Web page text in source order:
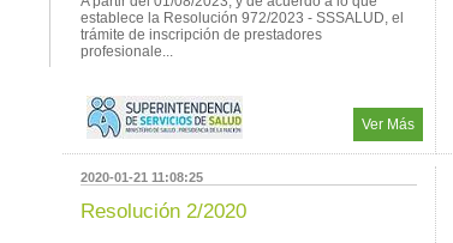
establece la Resolución 972/2023 - SSSALUD, el
trámite de inscripción de prestadores
profesionale...
Ver Más
2020-01-21 11:08:25
Resolución 2/2020